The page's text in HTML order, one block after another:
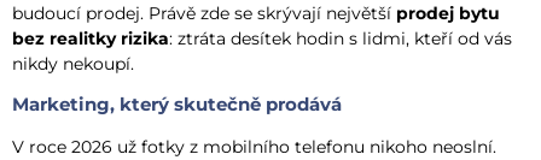
budoucí prodej. Právě zde se skrývají největší prodej bytu
bez realitky rizika: ztráta desítek hodin s lidmi, kteří od vás
nikdy nekoupí.
Marketing, který skutečně prodává
V roce 2026 už fotky z mobilního telefonu nikoho neoslní.